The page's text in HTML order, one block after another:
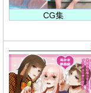
CG集